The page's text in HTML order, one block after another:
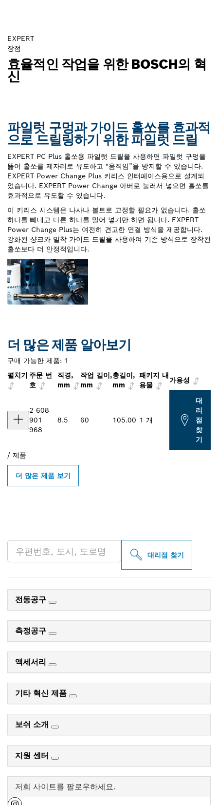
EXPERT
장점
효율적인 작업을 위한 BOSCH의 혁
신
파일럿 구멍과 가이드 홀쏘를 효과적
으로 드릴링하기 위한 파일럿 드릴
EXPERT PC Plus 홀쏘용 파일럿 드릴을 사용하면 파일럿 구멍을
뚫어 홀쏘를 제자리로 유도하고 "움직임”을 방지할 수 있습니다.
EXPERT Power Change Plus 키리스 인터페이스용으로 설계되
었습니다. EXPERT Power Change 아버로 눌러서 넣으면 홀쏘를
효과적으로 유도할 수 있습니다.
이 키리스 시스템은 나사나 볼트로 고정할 필요가 없습니다. 홀쏘
하나를 빼내고 다른 하나를 밀어 넣기만 하면 됩니다. EXPERT
Power Change Plus는 여전히 견고한 연결 방식을 제공합니다.
강화된 샹크와 밀착 가이드 드릴을 사용하여 기존 방식으로 장착된
홀쏘보다 더 안정적입니다.
더 많은 제품 알아보기
구매 가능한 제품: 1
펼치기 주문 번
호
직경,
mm
작업 길이,
mm
총길이,
mm
패키지 내
용물
가용성
2 608
901
968
8.5 60 105.00 1 개
대
리
점
찾
기
/ 제품
더 많은 제품 보기
대리점 찾기
전동공구
측정공구
액세서리
기타 혁신 제품
보쉬 소개
지원 센터
저희 사이트를 팔로우하세요.